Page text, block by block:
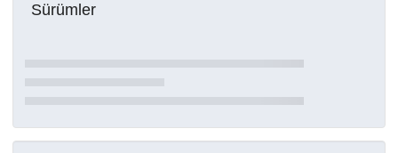
Sürümler